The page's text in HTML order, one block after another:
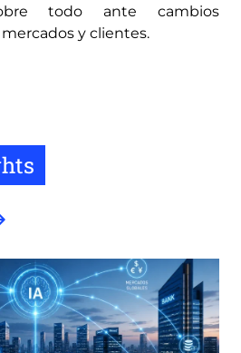
todo ante cambios
y clientes.